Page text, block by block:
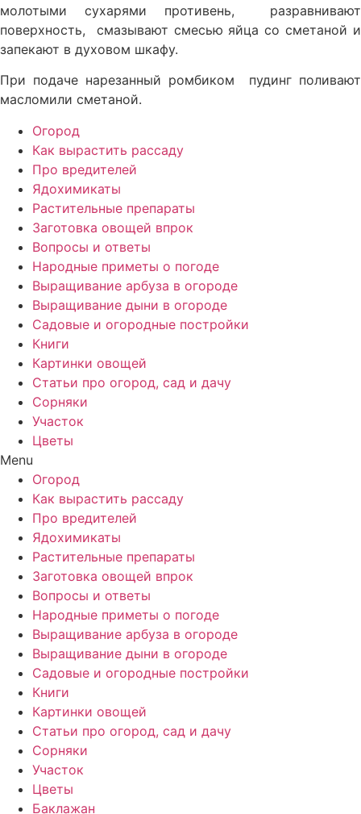
молотыми сухарями противень, разравнивают
поверхность, смазывают смесью яйца со сметаной и
запекают в духовом шкафу.
При подаче нарезанный ромбиком пудинг поливают
масломили сметаной.
Огород
Как вырастить рассаду
Про вредителей
Ядохимикаты
Растительные препараты
Заготовка овощей впрок
Вопросы и ответы
Народные приметы о погоде
Выращивание арбуза в огороде
Выращивание дыни в огороде
Садовые и огородные постройки
Книги
Картинки овощей
Статьи про огород, сад и дачу
Сорняки
Участок
Цветы
Menu
Огород
Как вырастить рассаду
Про вредителей
Ядохимикаты
Растительные препараты
Заготовка овощей впрок
Вопросы и ответы
Народные приметы о погоде
Выращивание арбуза в огороде
Выращивание дыни в огороде
Садовые и огородные постройки
Книги
Картинки овощей
Статьи про огород, сад и дачу
Сорняки
Участок
Цветы
Баклажан